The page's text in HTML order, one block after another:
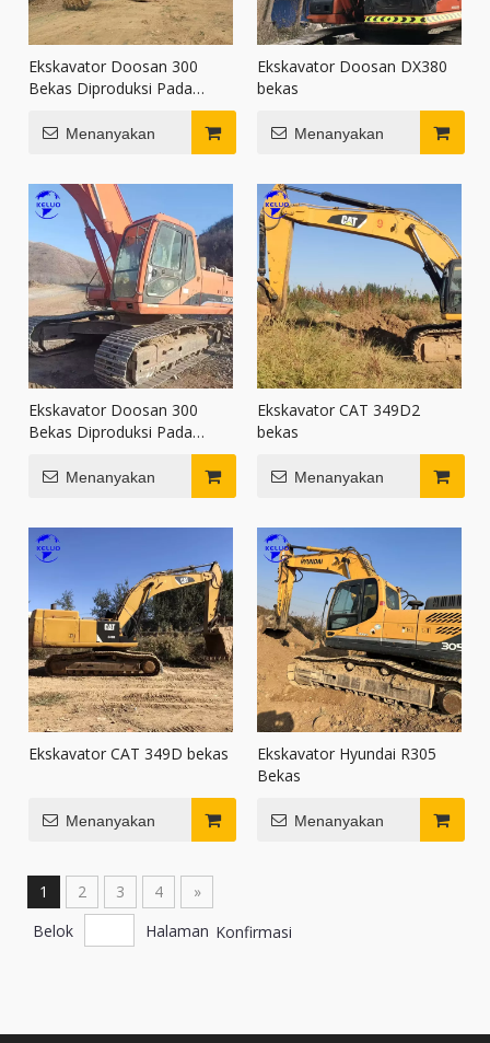
Ekskavator Doosan 300
Bekas Diproduksi Pada
Menanyakan
Ekskavator Doosan DX380
bekas
Menanyakan
Ekskavator Doosan 300
Bekas Diproduksi Pada
Menanyakan
Ekskavator CAT 349D2
bekas
Menanyakan
Ekskavator CAT 349D bekas
Menanyakan
Ekskavator Hyundai R305
Bekas
Menanyakan
1 2 3 4
»
Belok
Halaman Konfirmasi